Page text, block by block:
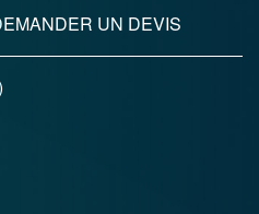
UN DEVIS